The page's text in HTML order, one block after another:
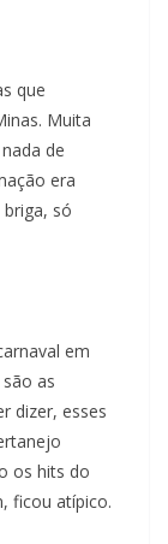
que
Muita
de
era
só
em
as
dizer, esses
os hits do
ficou atípico.